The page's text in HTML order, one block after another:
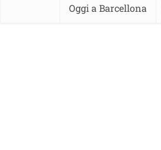
Oggi a Barcellona